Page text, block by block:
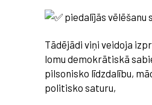
piedalījās vēlēšanu
Tādējādi viņi veidoja
lomu demokrātiskā
pilsonisko līdzdalību,
politisko saturu,